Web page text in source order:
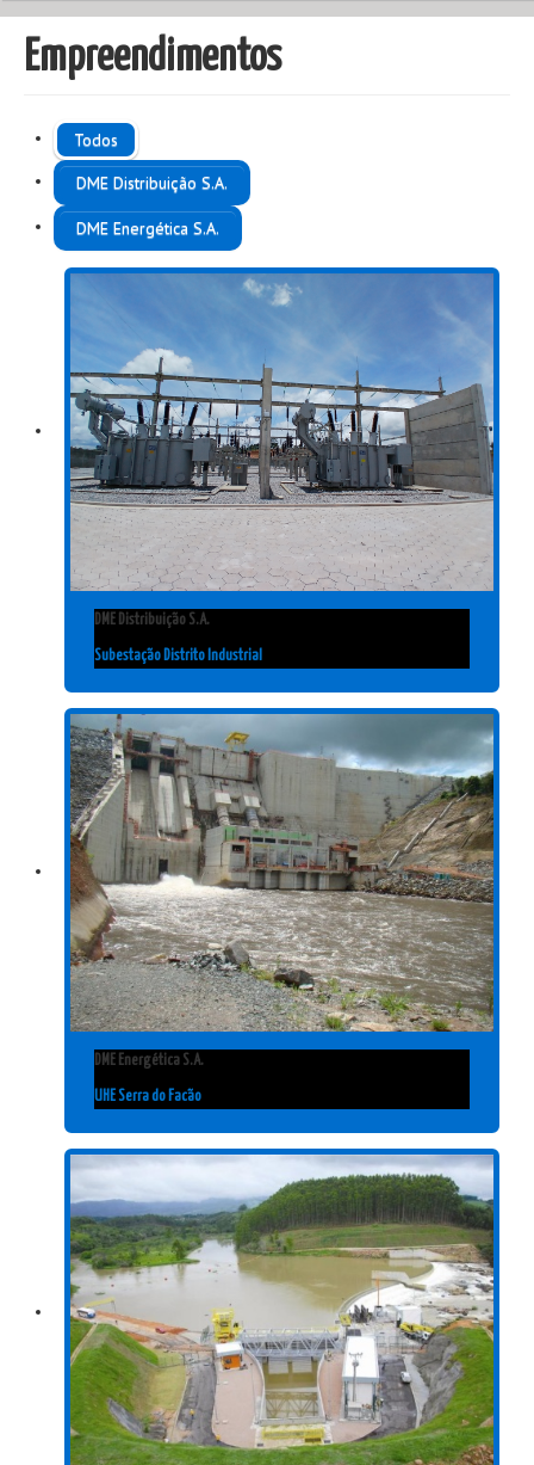
Empreendimentos
Todos
DME Distribuição S.A.
DME Energética S.A.
DME Distribuição S.A.
Subestação Distrito Industrial
DME Energética S.A.
UHE Serra do Facão